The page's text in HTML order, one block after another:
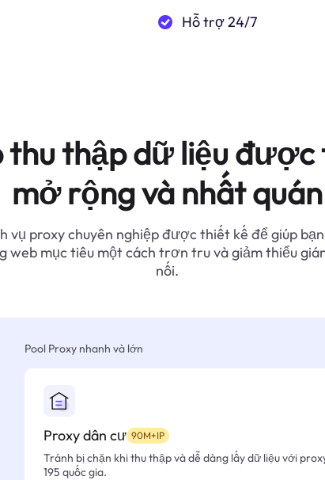
Hỗ trợ 24/7
thu thập dữ liệu được
mở rộng và nhất quán
vụ proxy chuyên nghiệp được thiết kế để giúp
web mục tiêu một cách trơn tru và giảm thiểu
nối.
Pool Proxy nhanh và lớn
Proxy dân cư 90M+IP
Tránh bị chặn khi thu thập và dễ dàng lấy dữ liệu với
195 quốc gia.